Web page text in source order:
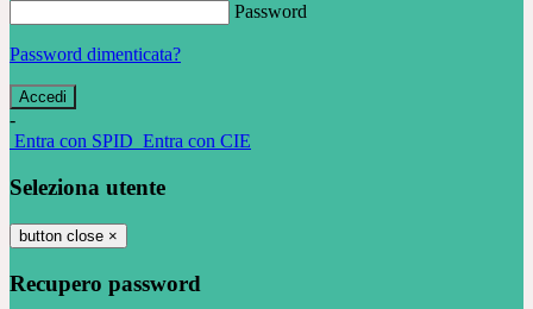
Password
Password dimenticata?
-
Entra con SPID Entra con CIE
Seleziona utente
button close ×
Recupero password